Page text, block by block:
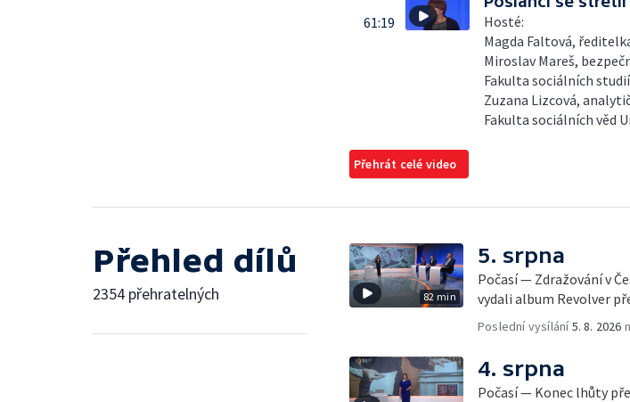
61:19
Hosté:
Magda Faltová,
Miroslav Mareš,
Fakulta sociálních
Zuzana Lizcová,
Fakulta sociálních věd
Přehrát celé video
Přehled dílů
2354 přehratelných 82 min
5. srpna
Počasí — Zdražování v
vydali album Revolver
Poslední vysílání5. 8. 2026
4. srpna
Počasí — Konec lhůty